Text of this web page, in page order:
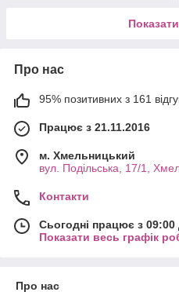
Про нас
95% позитивних з 161
Працює з 21.11.2016
м. Хмельницький
вул. Подільська, 17/1,
Контакти
Сьогодні працює з 09:00
Показати весь графік
Про нас